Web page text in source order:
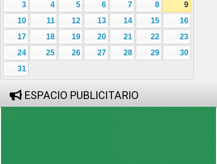
3
4 5 6 7 8
9
10
11 12 13 14 15
16
17
18 19 20 21 22
23
24
25 26 27 28 29
30
31
ESPACIO PUBLICITARIO